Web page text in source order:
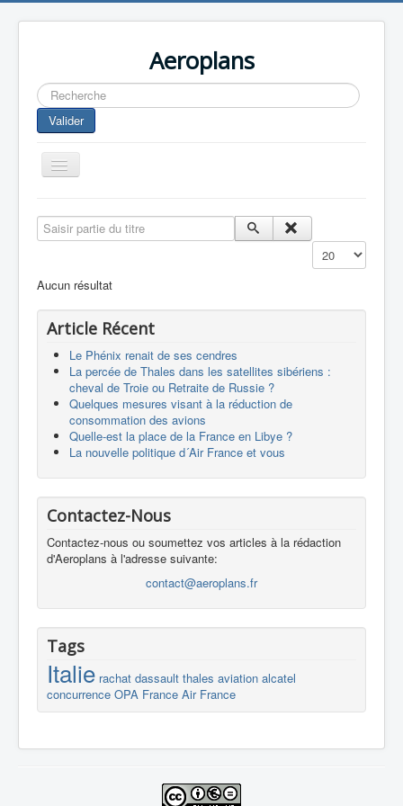
Aeroplans
Rechercher
Valider
Toggle
Navigation
Aviation Commerciale
Europespace
Drones
Saisir partie du titre
Affichage #
Aucun résultat
Article Récent
Le Phénix renait de ses cendres
La percée de Thales dans les satellites sibériens :
cheval de Troie ou Retraite de Russie ?
Quelques mesures visant à la réduction de
consommation des avions
Quelle-est la place de la France en Libye ?
La nouvelle politique d´Air France et vous
Contactez-Nous
Contactez-nous ou soumettez vos articles à la rédaction
d'Aeroplans à l'adresse suivante:
contact@aeroplans.fr
Tags
Italie rachat dassault thales aviation alcatel
concurrence OPA France Air France